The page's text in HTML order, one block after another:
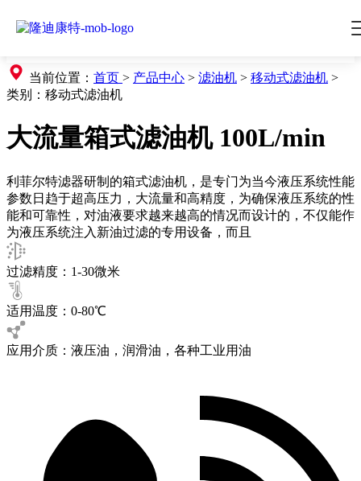
当前位置： 首页 > 产品中心 > 滤油机 > 移动式滤油机 >
类别： 移动式滤油机
大流量箱式滤油机 100L/min
利菲尔特滤器研制的箱式滤油机，是专门为当今液压系统性能
参数日趋于超高压力，大流量和高精度，为确保液压系统的性
能和可靠性，对油液要求越来越高的情况而设计的，不仅能作
为液压系统注入新油过滤的专用设备，而且
过滤精度：1-30微米
适用温度：0-80℃
应用介质：液压油，润滑油，各种工业用油